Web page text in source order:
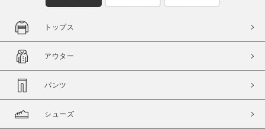
セール価格 WEB限定
在庫
在庫あり
トップス
アウター
パンツ
シューズ